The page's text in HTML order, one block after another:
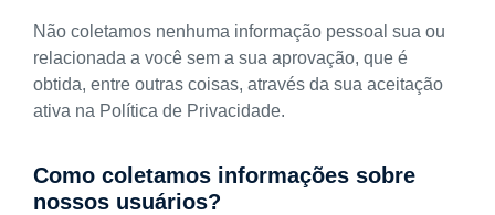
Não coletamos nenhuma informação pessoal sua ou
relacionada a você sem a sua aprovação, que é
obtida, entre outras coisas, através da sua aceitação
ativa na Política de Privacidade.
Como coletamos informações sobre
nossos usuários?